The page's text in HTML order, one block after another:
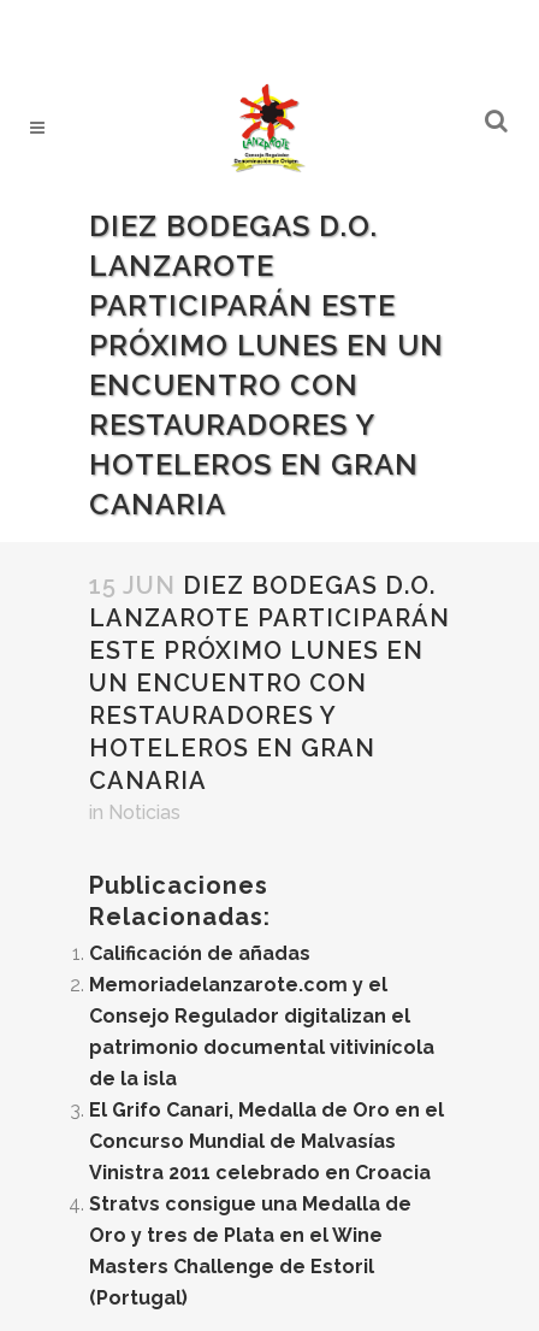
DIEZ BODEGAS D.O.
LANZAROTE
PARTICIPARÁN ESTE
PRÓXIMO LUNES EN UN
ENCUENTRO CON
RESTAURADORES Y
HOTELEROS EN GRAN
CANARIA
15 JUN DIEZ BODEGAS D.O.
LANZAROTE PARTICIPARÁN
ESTE PRÓXIMO LUNES EN
UN ENCUENTRO CON
RESTAURADORES Y
HOTELEROS EN GRAN
CANARIA
in Noticias
Publicaciones
Relacionadas:
Calificación de añadas
Memoriadelanzarote.com y el
Consejo Regulador digitalizan el
patrimonio documental vitivinícola
de la isla
El Grifo Canari, Medalla de Oro en el
Concurso Mundial de Malvasías
Vinistra 2011 celebrado en Croacia
Stratvs consigue una Medalla de
Oro y tres de Plata en el Wine
Masters Challenge de Estoril
(Portugal)